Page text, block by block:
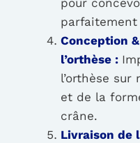
parfaitement
Conception
l’orthèse :
l’orthèse
et de la
crâne.
Livraison de